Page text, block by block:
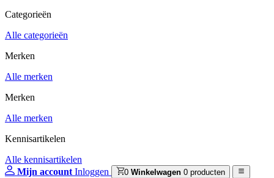
Categorieën
Alle categorieën
Merken
Alle merken
Merken
Alle merken
Kennisartikelen
Alle kennisartikelen
Mijn account Inloggen 0 Winkelwagen 0 producten